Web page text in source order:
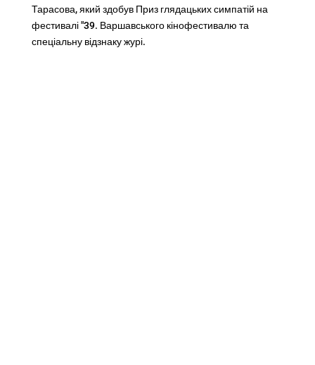
Тарасова, який здобув Приз глядацьких симпатій на
фестивалі "39. Варшавського кінофестивалю та
спеціальну відзнаку журі.